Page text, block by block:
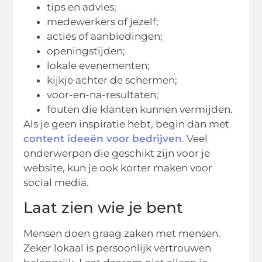
tips en advies;
medewerkers of jezelf;
acties of aanbiedingen;
openingstijden;
lokale evenementen;
kijkje achter de schermen;
voor-en-na-resultaten;
fouten die klanten kunnen vermijden.
Als je geen inspiratie hebt, begin dan met
content ideeën voor bedrijven. Veel
onderwerpen die geschikt zijn voor je
website, kun je ook korter maken voor
social media.
Laat zien wie je bent
Mensen doen graag zaken met mensen.
Zeker lokaal is persoonlijk vertrouwen